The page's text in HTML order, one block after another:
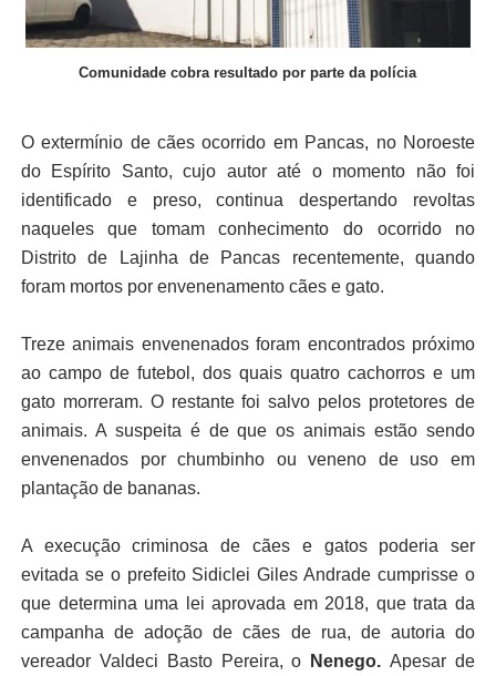
Comunidade cobra resultado por parte da polícia
O extermínio de cães ocorrido em Pancas, no Noroeste
do Espírito Santo, cujo autor até o momento não foi
identificado e preso, continua despertando revoltas
naqueles que tomam conhecimento do ocorrido no
Distrito de Lajinha de Pancas recentemente, quando
foram mortos por envenenamento cães e gato.
Treze animais envenenados foram encontrados próximo
ao campo de futebol, dos quais quatro cachorros e um
gato morreram. O restante foi salvo pelos protetores de
animais. A suspeita é de que os animais estão sendo
envenenados por chumbinho ou veneno de uso em
plantação de bananas.
A execução criminosa de cães e gatos poderia ser
evitada se o prefeito Sidiclei Giles Andrade cumprisse o
que determina uma lei aprovada em 2018, que trata da
campanha de adoção de cães de rua, de autoria do
vereador Valdeci Basto Pereira, o
Nenego.Apesar de